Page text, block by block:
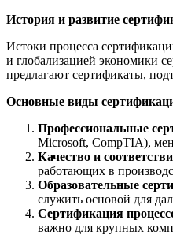
История и развитие
Истоки процесса
и глобализацией экономики
предлагают сертификаты,
Основные виды
Профессиональные
Microsoft, CompTIA),
Качество и
работающих в
Образовательные
служить основой для
Сертификация
важно для крупных